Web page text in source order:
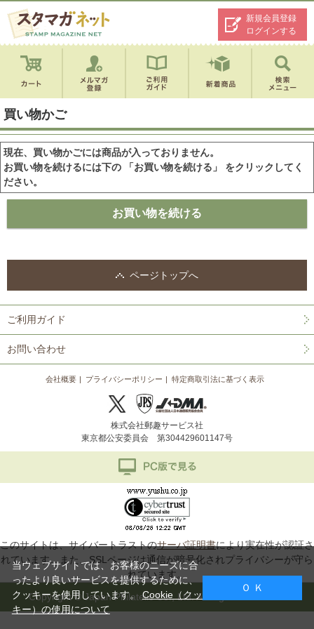
新規会員登録
ログインする
買い物かご
現在、買い物かごには商品が入っておりません。
お買い物を続けるには下の 「お買い物を続ける」 をクリックしてく
ださい。
ページトップへ
ご利用ガイド
お問い合わせ
会社概要 プライバシーポリシー 特定商取引法に基づく表示
株式会社郵趣サービス社
東京都公安委員会 第304429601147号
このサイトは、サイバートラストのサーバ証明書により実在性が認証さ
れています。また、SSLページは通信が暗号化されプライバシーが守ら
れています。
Copyright © Japan Philatelic Co., Ltd. All Rights Reserved.
当ウェブサイトでは、お客様のニーズに合
ったより良いサービスを提供するために、
クッキーを使用しています。Cookie（クッ
キー）の使用について
Ｏ Ｋ